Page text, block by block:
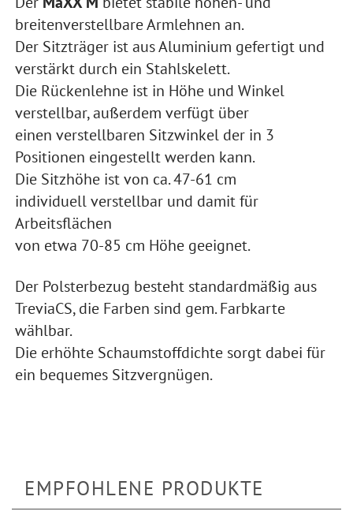
breitenverstellbare Armlehnen an.
Der Sitzträger ist aus Aluminium gefertigt und
verstärkt durch ein Stahlskelett.
Die Rückenlehne ist in Höhe und Winkel
verstellbar, außerdem verfügt über
einen verstellbaren Sitzwinkel der in 3
Positionen eingestellt werden kann.
Die Sitzhöhe ist von ca. 47-61 cm
individuellverstellbar und damit für
Arbeitsflächen
von etwa 70-85 cm Höhe geeignet.
Der Polsterbezug besteht standardmäßig aus
TreviaCS, die Farben sind gem. Farbkarte
wählbar.
Die erhöhte Schaumstoffdichte sorgt dabei für
ein bequemes Sitzvergnügen.
EMPFOHLENE PRODUKTE